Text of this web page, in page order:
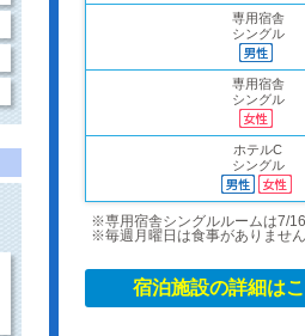
専用宿舎
シングル
専用宿舎
シングル
ホテルC
シングル
※専用宿舎シングルルームは7/
※毎週月曜日は食事がありませ
宿泊施設の詳細は